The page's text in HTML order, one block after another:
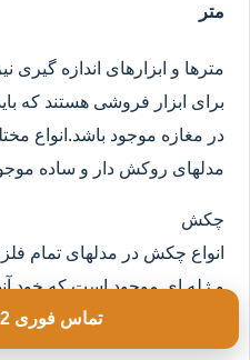
متر
مترها و ابزارهای اندازه
برای ابزار فروشی هستند که
مدلهای روکش دار و ساده
چکش
انواع چکش در مدلهای تمام
و ژله ای موجود است که خود
تماس فوری 09199962202